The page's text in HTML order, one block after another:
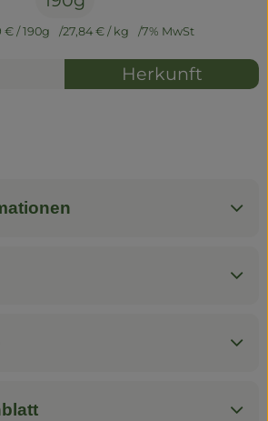
€/ 190g 27,84 € / kg 7% MwSt
Herkunft